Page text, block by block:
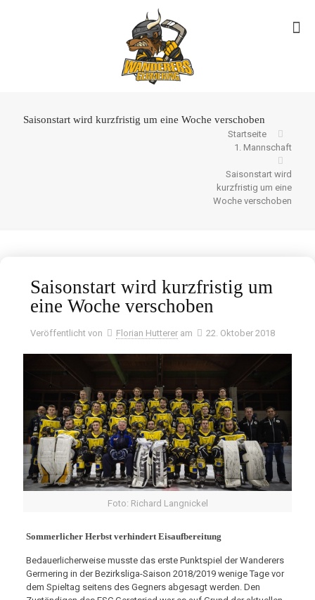
Saisonstart wird kurzfristig um eine Woche verschoben
Startseite
1. Mannschaft
Saisonstart wird
kurzfristig um eine
Woche verschoben
Saisonstart wird kurzfristig um
eine Woche verschoben
Veröffentlicht von Florian Hutterer am 22. Oktober 2018
Foto: Richard Langnickel
Sommerlicher Herbst verhindert Eisaufbereitung
Bedauerlicherweise musste das erste Punktspiel der Wanderers
Germering in der Bezirksliga-Saison 2018/2019 wenige Tage vor
dem Spieltag seitens des Gegners abgesagt werden. Den